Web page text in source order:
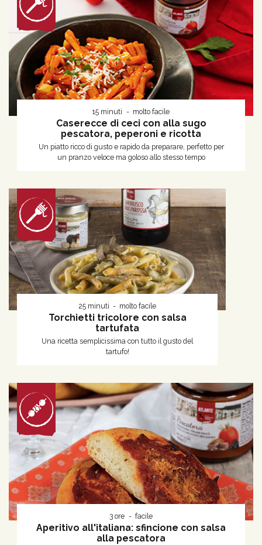
15 minuti molto facile
Caserecce di ceci con alla sugo
pescatora, peperoni e ricotta
Un piatto ricco di gusto e rapido da preparare, perfetto per
un pranzo veloce ma goloso allo stesso tempo
25 minuti molto facile
Torchietti tricolore con salsa
tartufata
Una ricetta semplicissima con tutto il gusto del
tartufo!
3 ore facile
Aperitivo all'italiana: sfincione con salsa
alla pescatora